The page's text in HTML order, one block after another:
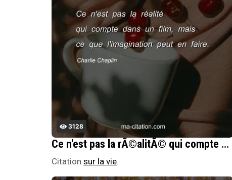
3128
Ce n'est pas la rÃ©alitÃ© qui compte dans un film, mais ce que l'imagination peut en faire.
Citation sur la vie.